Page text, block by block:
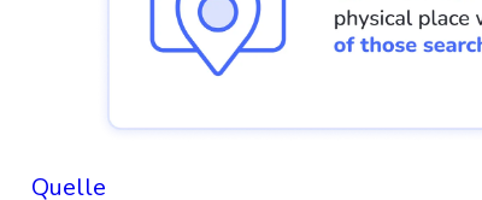
Quelle